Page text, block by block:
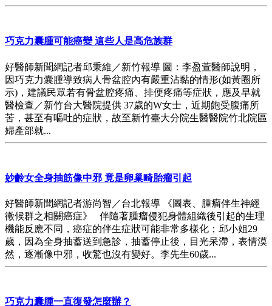
巧克力囊腫可能癌變 這些人是高危族群
好醫師新聞網記者邱秉維／新竹報導 圖：李盈萱醫師說明，
因巧克力囊腫導致病人骨盆腔內有嚴重沾黏的情形(如黃圈所
示)，建議民眾若有骨盆腔疼痛、排便疼痛等症狀，應及早就
醫檢查／新竹台大醫院提供 37歲的W女士，近期飽受腹痛所
苦，甚至有嘔吐的症狀，故至新竹臺大分院生醫醫院竹北院區
婦產部就...
妙齡女全身抽筋像中邪 竟是卵巢畸胎瘤引起
好醫師新聞網記者游尚智／台北報導 《圖表、腫瘤伴生神經
徵候群之相關癌症》 伴隨著腫瘤侵犯身體組織後引起的生理
機能反應不同，癌症的伴生症狀可能非常多樣化；邱小姐29
歲，因為全身抽蓄送到急診，抽蓄停止後，目光呆滯，表情漠
然，逐漸像中邪，收驚也沒有變好。李先生60歲...
巧克力囊腫一直復發怎麼辦？